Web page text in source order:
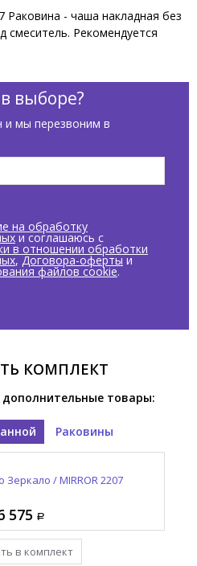
Раковина - чаша накладная без
смеситель. Рекомендуется
39х39х14h см, цвет
раковины существует в
выборе?
и мы перезвоним в
на обработку
и соглашаюсь с
в отношении обработки
,Договора-офертыи
файлов cookie.
КОМПЛЕКТ
товары:
Раковины
/ MIRROR 2207
575
в комплект
Scarabeo Гламур / GLAM
425
комплекте